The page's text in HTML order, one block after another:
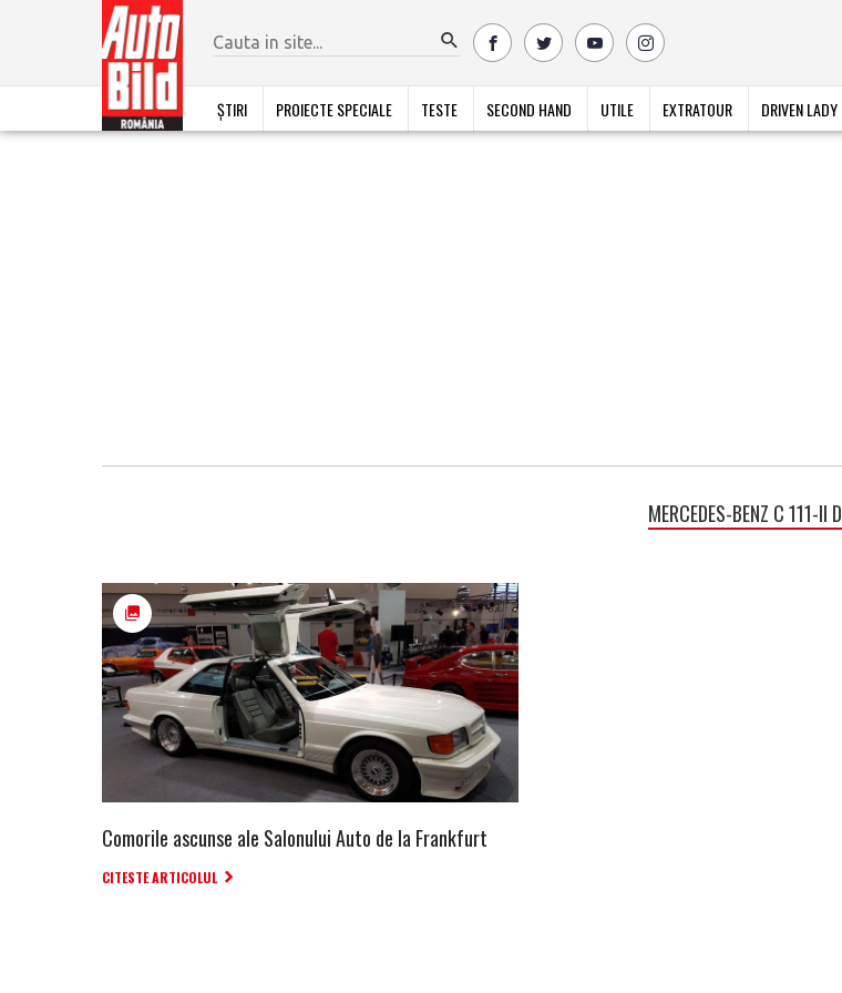
ȘTIRI PROIECTE SPECIALE TESTE SECOND HAND UTILE EXTRATOUR DRIVEN LADY
MERCEDES-BENZ C 111-II D
Comorile ascunse ale Salonului Auto de la Frankfurt
CITESTE ARTICOLUL